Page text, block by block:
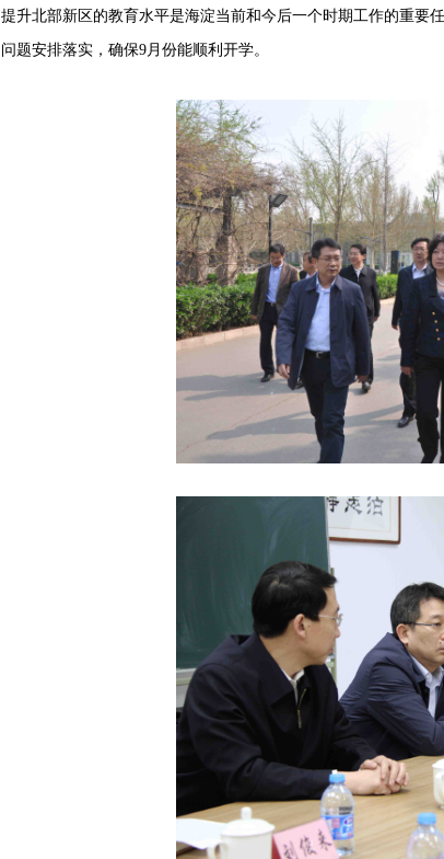
提升北部新区的教育水平是海淀当前和今后一个时期工作的重要
问题安排落实，确保9月份能顺利开学。